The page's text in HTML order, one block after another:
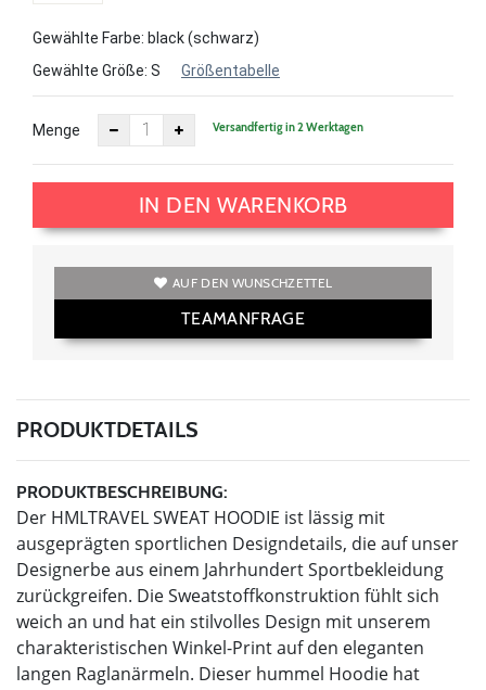
Gewählte Farbe: black (schwarz)
Gewählte Größe: S Größentabelle
Menge Versandfertig in 2 Werktagen
IN DEN WARENKORB
AUF DEN WUNSCHZETTEL
TEAMANFRAGE
PRODUKTDETAILS
PRODUKTBESCHREIBUNG:
Der HMLTRAVEL SWEAT HOODIE ist lässig mit
ausgeprägten sportlichen Designdetails, die auf unser
Designerbe aus einem Jahrhundert Sportbekleidung
zurückgreifen. Die Sweatstoffkonstruktion fühlt sich
weich an und hat ein stilvolles Design mit unserem
charakteristischen Winkel-Print auf den eleganten
langen Raglanärmeln. Dieser hummel Hoodie hat